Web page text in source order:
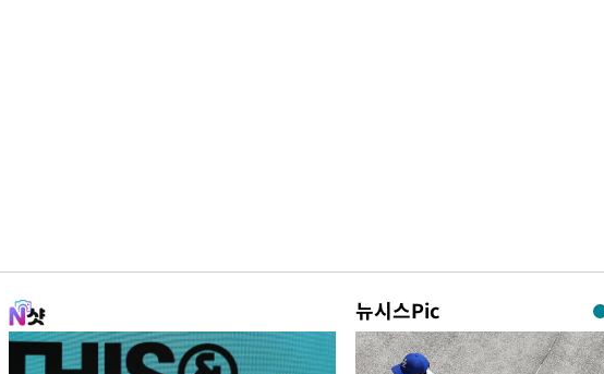
뉴시스Pic